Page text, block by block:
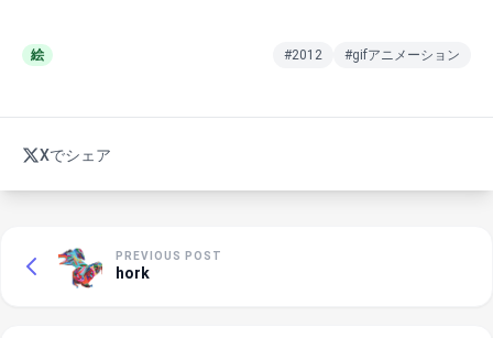
絵 #2012 #gifアニメーション
Xでシェア
PREVIOUS POST
hork